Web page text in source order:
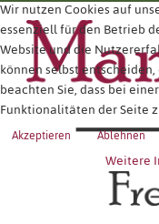
Wir nutzen Cookies auf
essenziell für den Betrieb
Website und die
können selbst
beachten Sie, dass bei
Funktionalitäten der Seite
Akzeptieren Ablehnen
Weitere